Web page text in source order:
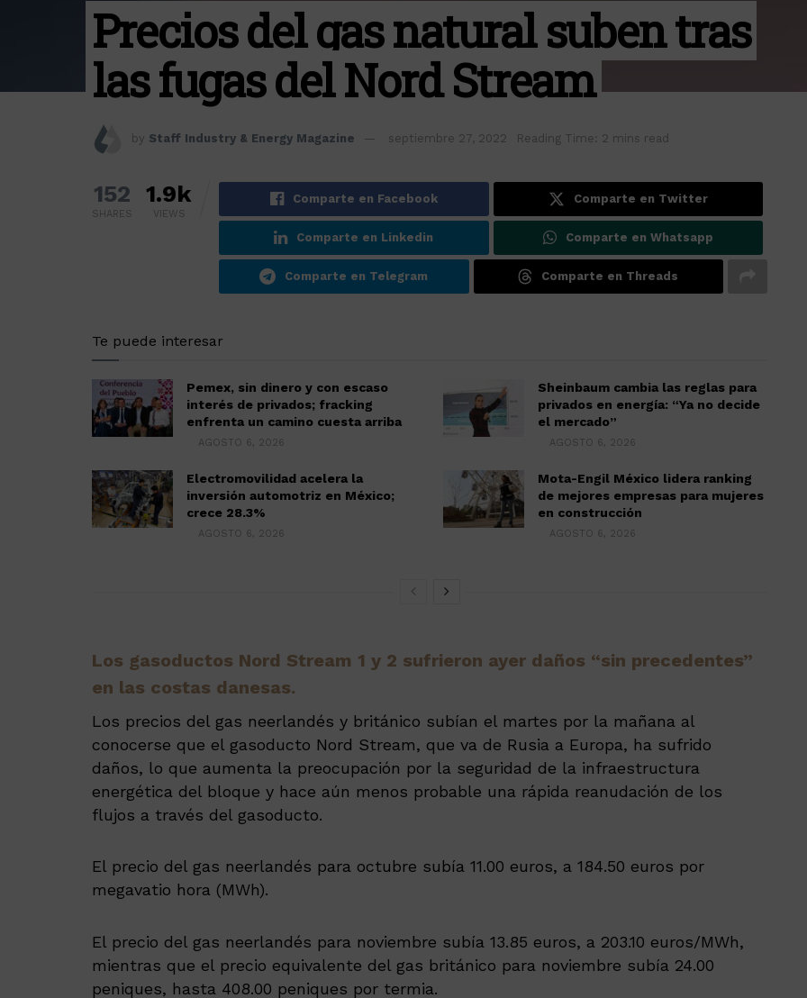
Precios del gas natural suben tras
las fugas del Nord Stream
by Staff Industry & Energy Magazine septiembre 27, 2022 Reading Time: 2 mins read
152
SHARES
1.9k
VIEWS
Comparte en Facebook Comparte en Twitter
Comparte en Linkedin Comparte en Whatsapp
Comparte en Telegram Comparte en Threads
Te puede interesar
Pemex, sin dinero y con escaso
interés de privados; fracking
enfrenta un camino cuesta arriba
AGOSTO 6, 2026
Sheinbaum cambia las reglas para
privados en energía: “Ya no decide
el mercado”
AGOSTO 6, 2026
Electromovilidad acelera la
inversión automotriz en México;
crece 28.3%
AGOSTO 6, 2026
Mota-Engil México lidera ranking
de mejores empresas para mujeres
en construcción
AGOSTO 6, 2026
Los gasoductos Nord Stream 1 y 2 sufrieron ayer daños “sin precedentes”
en las costas danesas.
Los precios del gas neerlandés y británico subían el martes por la mañana al
conocerse que el gasoducto Nord Stream, que va de Rusia a Europa, ha sufrido
daños, lo que aumenta la preocupación por la seguridad de la infraestructura
energética del bloque y hace aún menos probable una rápida reanudación de los
flujos a través del gasoducto.
El precio del gas neerlandés para octubre subía 11.00 euros, a 184.50 euros por
megavatio hora (MWh).
El precio del gas neerlandés para noviembre subía 13.85 euros, a 203.10 euros/MWh,
mientras que el precio equivalente del gas británico para noviembre subía 24.00
peniques, hasta 408.00 peniques por termia.